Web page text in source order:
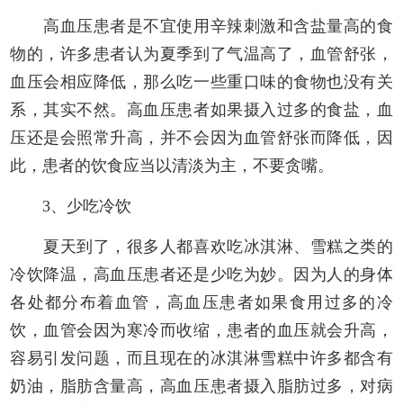
高血压患者是不宜使用辛辣刺激和含盐量高的食
物的，许多患者认为夏季到了气温高了，血管舒张，
血压会相应降低，那么吃一些重口味的食物也没有关
系，其实不然。高血压患者如果摄入过多的食盐，血
压还是会照常升高，并不会因为血管舒张而降低，因
此，患者的饮食应当以清淡为主，不要贪嘴。
3、少吃冷饮
夏天到了，很多人都喜欢吃冰淇淋、雪糕之类的
冷饮降温，高血压患者还是少吃为妙。因为人的身体
各处都分布着血管，高血压患者如果食用过多的冷
饮，血管会因为寒冷而收缩，患者的血压就会升高，
容易引发问题，而且现在的冰淇淋雪糕中许多都含有
奶油，脂肪含量高，高血压患者摄入脂肪过多，对病